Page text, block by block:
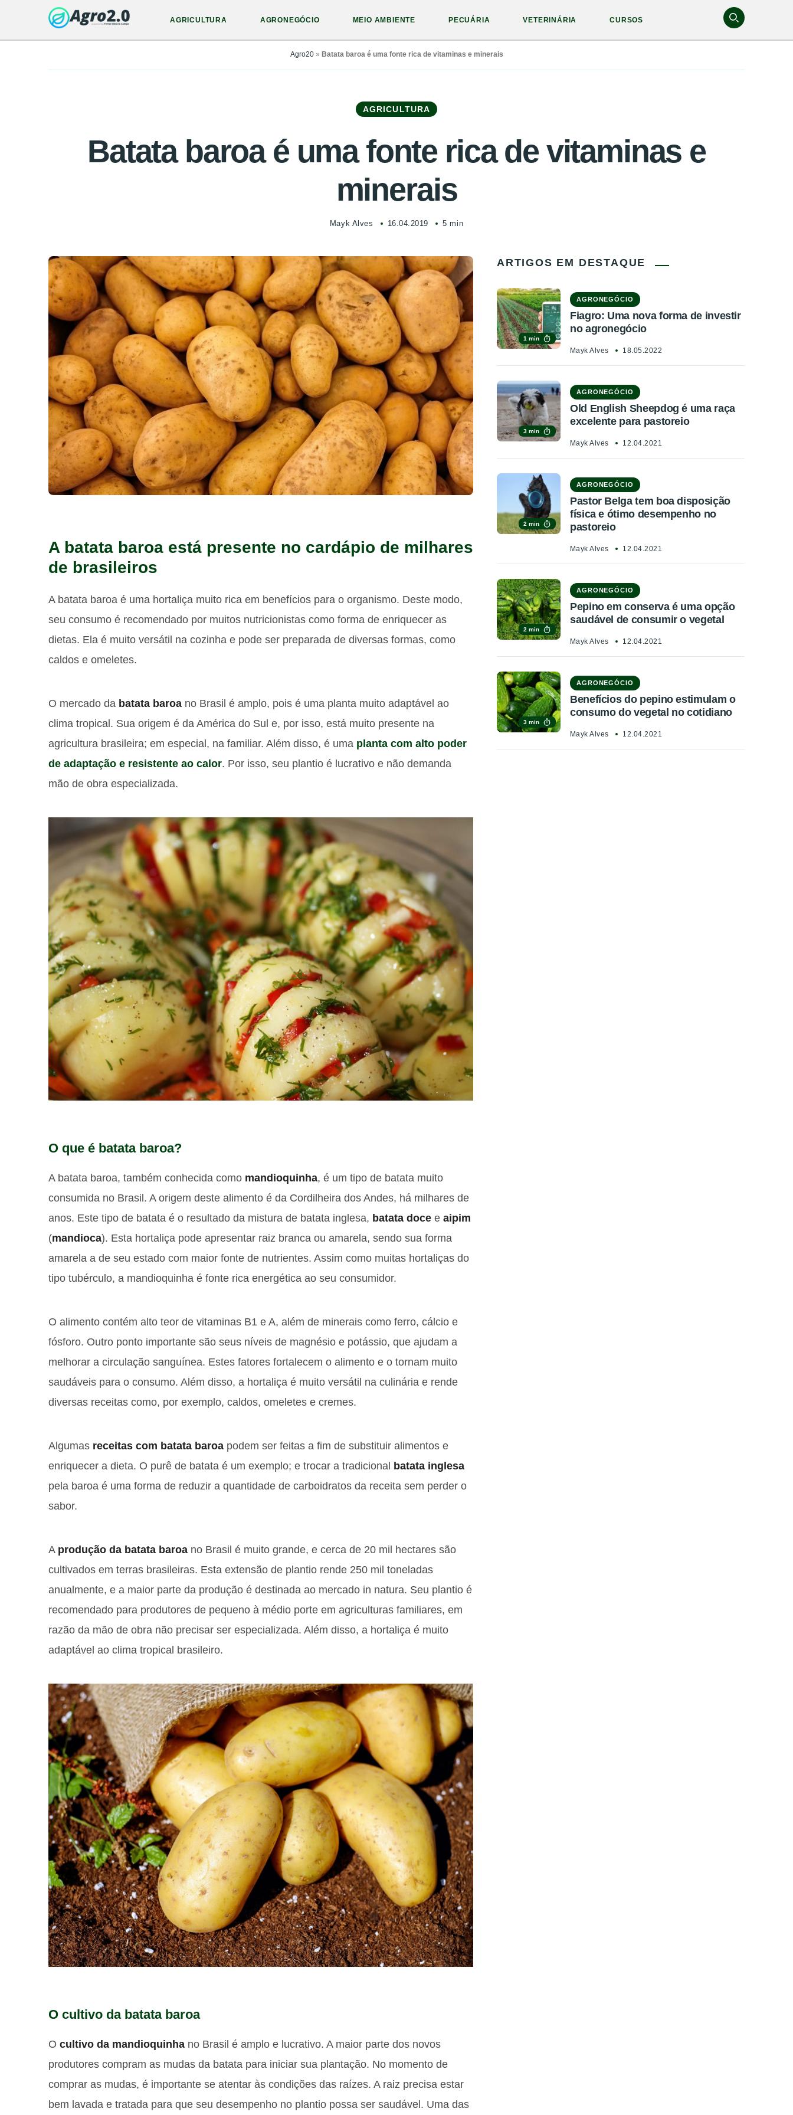
AGRICULTURA AGRONEGÓCIO MEIO AMBIENTE PECUÁRIA VETERINÁRIA CURSOS
Agro20» Batata baroa é uma fonte rica de vitaminas e minerais
AGRICULTURA
Batata baroa é uma fonte rica de vitaminas e
minerais
Mayk Alves 16.04.2019 5 min
A batata baroa está presente no cardápio de milhares
de brasileiros
A batata baroa é uma hortaliça muito rica em benefícios para o organismo. Deste modo,
seu consumo é recomendado por muitos nutricionistas como forma de enriquecer as
dietas. Ela é muito versátil na cozinha e pode ser preparada de diversas formas, como
caldos e omeletes.
O mercado da batata baroa no Brasil é amplo, pois é uma planta muito adaptável ao
clima tropical. Sua origem é da América do Sul e, por isso, está muito presente na
agricultura brasileira; em especial, na familiar. Além disso, é uma planta com alto poder
de adaptação e resistente ao calor. Por isso, seu plantio é lucrativo e não demanda
mão de obra especializada.
O que é batata baroa?
A batata baroa, também conhecida como mandioquinha, é um tipo de batata muito
consumida no Brasil. A origem deste alimento é da Cordilheira dos Andes, há milhares de
anos. Este tipo de batata é o resultado da mistura de batata inglesa, batata doce e aipim
(mandioca). Esta hortaliça pode apresentar raiz branca ou amarela, sendo sua forma
amarela a de seu estado com maior fonte de nutrientes. Assim como muitas hortaliças do
tipo tubérculo, a mandioquinha é fonte rica energética ao seu consumidor.
O alimento contém alto teor de vitaminas B1 e A, além de minerais como ferro, cálcio e
fósforo. Outro ponto importante são seus níveis de magnésio e potássio, que ajudam a
melhorar a circulação sanguínea. Estes fatores fortalecem o alimento e o tornam muito
saudáveis para o consumo. Além disso, a hortaliça é muito versátil na culinária e rende
diversas receitas como, por exemplo, caldos, omeletes e cremes.
Algumas receitas com batata baroa podem ser feitas a fim de substituir alimentos e
enriquecer a dieta. O purê de batata é um exemplo; e trocar a tradicional batata inglesa
pela baroa é uma forma de reduzir a quantidade de carboidratos da receita sem perder o
sabor.
A produção da batata baroa no Brasil é muito grande, e cerca de 20 mil hectares são
cultivados em terras brasileiras. Esta extensão de plantio rende 250 mil toneladas
anualmente, e a maior parte da produção é destinada ao mercado in natura. Seu plantio é
recomendado para produtores de pequeno à médio porte em agriculturas familiares, em
razão da mão de obra não precisar ser especializada. Além disso, a hortaliça é muito
adaptável ao clima tropical brasileiro.
O cultivo da batata baroa
O cultivo da mandioquinha no Brasil é amplo e lucrativo. A maior parte dos novos
produtores compram as mudas da batata para iniciar sua plantação. No momento de
comprar as mudas, é importante se atentar às condições das raízes. A raiz precisa estar
bem lavada e tratada para que seu desempenho no plantio possa ser saudável. Uma das
ARTIGOS EM DESTAQUE
1 min
AGRONEGÓCIO
Fiagro: Uma nova forma de investir
no agronegócio
Mayk Alves 18.05.2022
3 min
AGRONEGÓCIO
Old English Sheepdog é uma raça
excelente para pastoreio
Mayk Alves 12.04.2021
2 min
AGRONEGÓCIO
Pastor Belga tem boa disposição
física e ótimo desempenho no
pastoreio
Mayk Alves 12.04.2021
2 min
AGRONEGÓCIO
Pepino em conserva é uma opção
saudável de consumir o vegetal
Mayk Alves 12.04.2021
3 min
AGRONEGÓCIO
Benefícios do pepino estimulam o
consumo do vegetal no cotidiano
Mayk Alves 12.04.2021